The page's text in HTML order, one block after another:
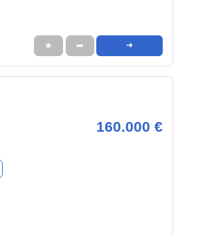
★ ➦ ➜
160.000 €